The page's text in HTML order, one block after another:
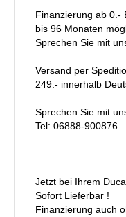
Finanzierung ab 0.-
bis 96 Monaten
Sprechen Sie mit
Versand per
249.- innerhalb
Sprechen Sie mit
Tel: 06888-900876
Jetzt bei Ihrem
Sofort Lieferbar !
Finanzierung auch